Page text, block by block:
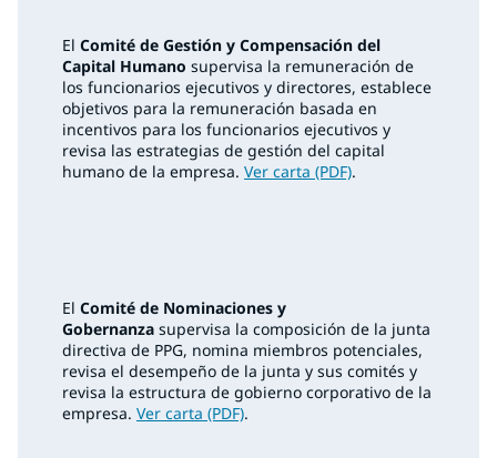
El Comité de Gestión y Compensación del
Capital Humano supervisa la remuneración de
los funcionarios ejecutivos y directores, establece
objetivos para la remuneración basada en
incentivos para los funcionarios ejecutivos y
revisa las estrategias de gestión del capital
humano de la empresa. Ver carta (PDF).
El Comité de Nominaciones y
Gobernanza supervisa la composición de la junta
directiva de PPG, nomina miembros potenciales,
revisa el desempeño de la junta y sus comités y
revisa la estructura de gobierno corporativo de la
empresa. Ver carta (PDF).